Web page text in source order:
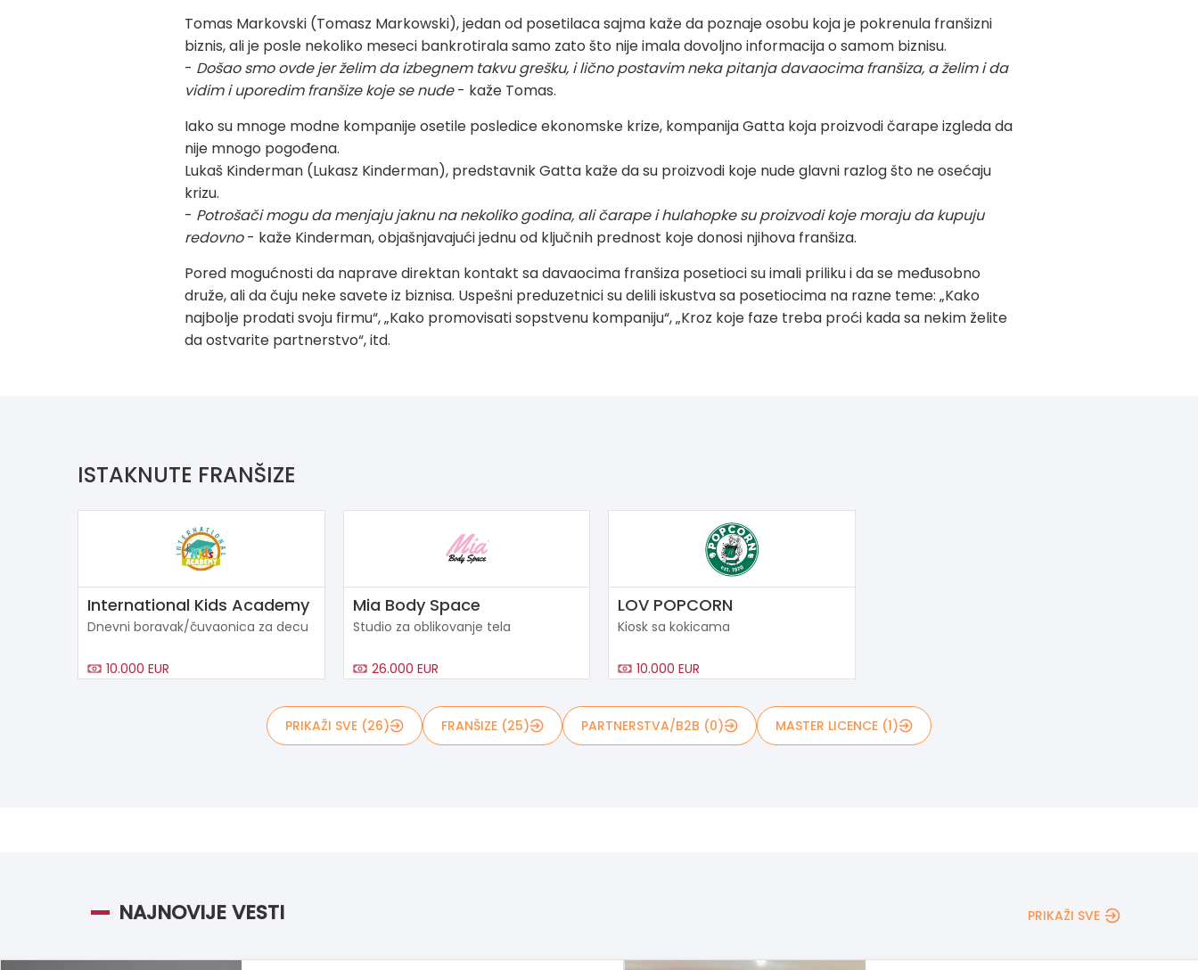
Tomas Markovski (Tomasz Markowski), jedan od posetilaca sajma kaže da poznaje osobu koja je pokrenula franšizni
biznis, ali je posle nekoliko meseci bankrotirala samo zato što nije imala dovoljno informacija o samom biznisu.
- Došao smo ovde jer želim da izbegnem takvu grešku, i lično postavim neka pitanja davaocima franšiza, a želim i da
vidim i uporedim franšize koje se nude- kaže Tomas.
Iako su mnoge modne kompanije osetile posledice ekonomske krize, kompanija Gatta koja proizvodi čarape izgleda da
nije mnogo pogođena.
Lukaš Kinderman (Lukasz Kinderman), predstavnik Gatta kaže da su proizvodi koje nude glavni razlog što ne osećaju
krizu.
- Potrošači mogu da menjaju jaknu na nekoliko godina, ali čarape i hulahopke su proizvodi koje moraju da kupuju
redovno- kaže Kinderman, objašnjavajući jednu od ključnih prednost koje donosi njihova franšiza.
Pored mogućnosti da naprave direktan kontakt sa davaocima franšiza posetioci su imali priliku i da se međusobno
druže, ali da čuju neke savete iz biznisa. Uspešni preduzetnici su delili iskustva sa posetiocima na razne teme: „Kako
najbolje prodati svoju firmu“, „Kako promovisati sopstvenu kompaniju“, „Kroz koje faze treba proći kada sa nekim želite
da ostvarite partnerstvo“, itd.
ISTAKNUTE FRANŠIZE
International Kids Academy
Dnevni boravak/čuvaonica za decu
10.000 EUR
Mia Body Space
Studio za oblikovanje tela
26.000 EUR
LOV POPCORN
Kiosk sa kokicama
10.000 EUR
PRIKAŽI SVE (26) FRANŠIZE (25) PARTNERSTVA/B2B (0) MASTER LICENCE (1)
NAJNOVIJE VESTI PRIKAŽI SVE